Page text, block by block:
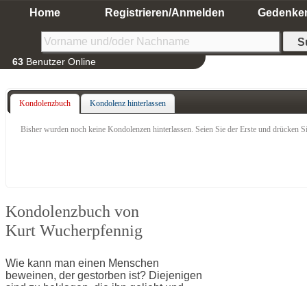
Home Registrieren/Anmelden
63 Benutzer Online
Kondolenzbuch Kondolenz hinterlassen
Bisher wurden noch keine Kondolenzen hinterlassen. Seien Sie der Erste und drücken
Kondolenzbuch von
Kurt Wucherpfennig
Wie kann man einen Menschen
beweinen, der gestorben ist? Diejenigen